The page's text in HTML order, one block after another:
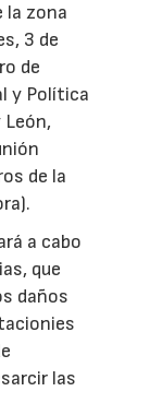
la zona
3 de
de
y Política
de la
a cabo
que
daños
las